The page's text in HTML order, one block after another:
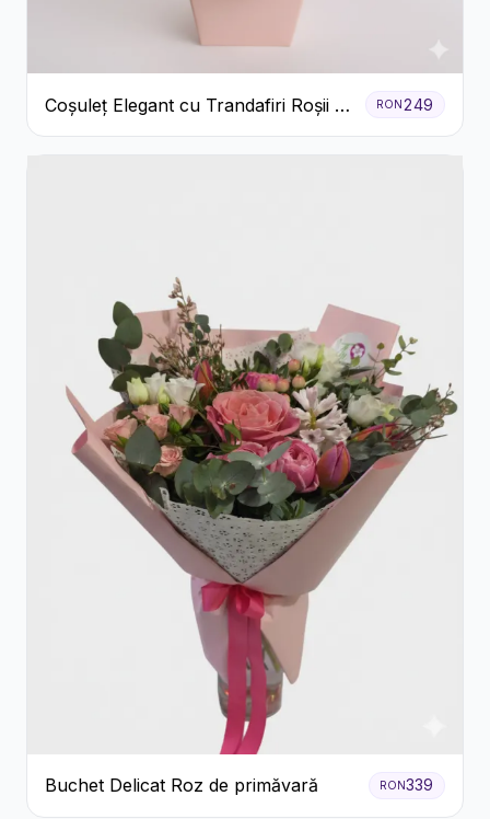
Coșuleț Elegant cu Trandafiri Roșii și
Lisianthus Alb
RON 249
Buchet Delicat Roz de primăvară RON339